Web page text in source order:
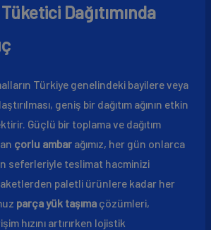
Dağıtımında
Türkiye genelindeki bayilere veya
geniş bir dağıtım ağının etkin
Güçlü bir toplama ve dağıtım
çorlu ambarağımız, her gün onlarca
seferleriyle teslimat hacminizi
paletli ürünlere kadar her
parça yük taşımaçözümleri,
hızını artırırken lojistik